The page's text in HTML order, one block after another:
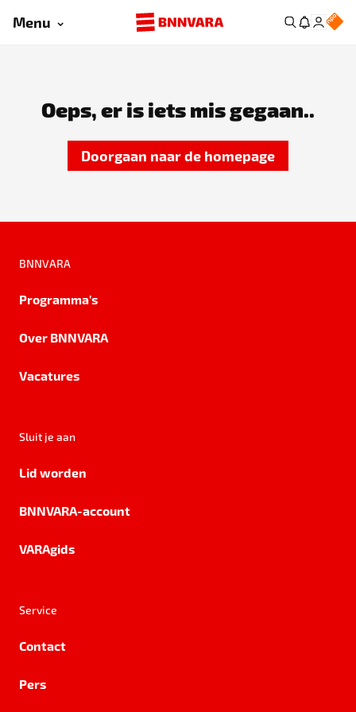
Menu
Oeps, er is iets mis gegaan..
Doorgaan naar de homepage
BNNVARA
Programma's
Over BNNVARA
Vacatures
Sluit je aan
Lid worden
BNNVARA-account
VARAgids
Service
Contact
Pers